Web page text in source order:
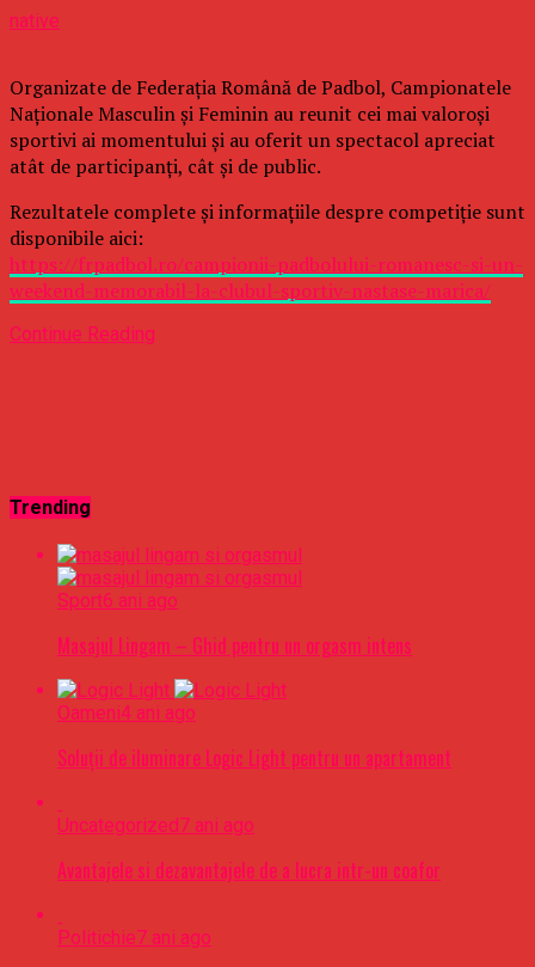
native
Organizate de Federația Română de Padbol, Campionatele
Naționale Masculin și Feminin au reunit cei mai valoroși
sportivi ai momentului și au oferit un spectacol apreciat
atât de participanți, cât și de public.
Rezultatele complete și informațiile despre competiție sunt
disponibile aici:
https://frpadbol.ro/campionii-padbolului-romanesc-si-un-
weekend-memorabil-la-clubul-sportiv-nastase-marica/
Continue Reading
Trending
Sport6 ani ago
Masajul Lingam – Ghid pentru un orgasm intens
Oameni4 ani ago
Soluții de iluminare Logic Light pentru un apartament
Uncategorized7 ani ago
Avantajele si dezavantajele de a lucra intr-un coafor
Politichie7 ani ago